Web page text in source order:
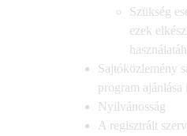
Szük­ség
ezek
Saj­tó­köz­le­mény
prog­ram aján­lá­sa
Nyil­vá­nos­ság
A regiszt­rált